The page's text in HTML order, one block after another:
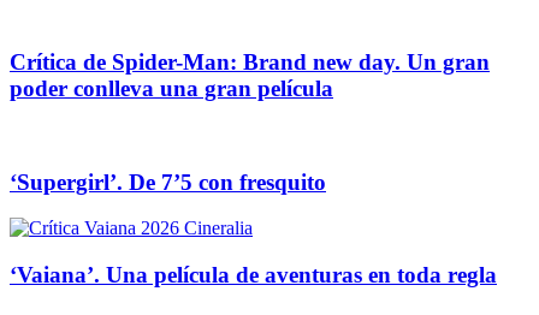
Crítica de Spider-Man: Brand new day. Un gran
poder conlleva una gran película
‘Supergirl’. De 7’5 con fresquito
‘Vaiana’. Una película de aventuras en toda regla